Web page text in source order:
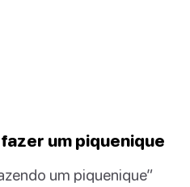
um piquenique
um piquenique”